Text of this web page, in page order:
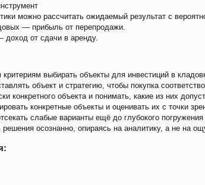
можно рассчитать ожидаемый результат с
— прибыль от перепродажи.
от сдачи в аренду.
выбирать объекты для инвестиций в
объект и стратегию, чтобы покупка
конкретного объекта и понимать, какие из них
конкретные объекты и оценивать их с точки
слабые варианты ещё до глубокого погружения
решения осознанно, опираясь на аналитику, а не на